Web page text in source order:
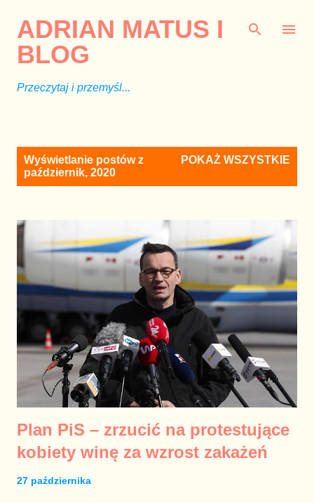
ADRIAN MATUS I
BLOG
Przeczytaj i przemyśl...
Wyświetlanie postów z
październik, 2020
POKAŻ WSZYSTKIE
Plan PiS – zrzucić na protestujące
kobiety winę za wzrost zakażeń
27 października